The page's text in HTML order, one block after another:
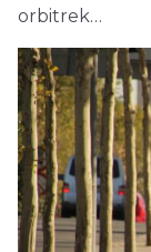
orbitrek…